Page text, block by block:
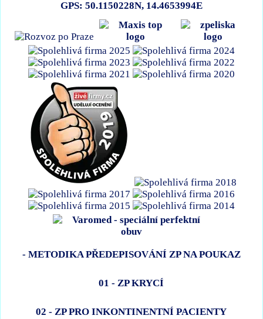
GPS: 50.1150228N, 14.4653994E
- METODIKA PŘEDEPISOVÁNÍ ZP NA POUKAZ
01 - ZP KRYCÍ
02 - ZP PRO INKONTINENTNÍ PACIENTY